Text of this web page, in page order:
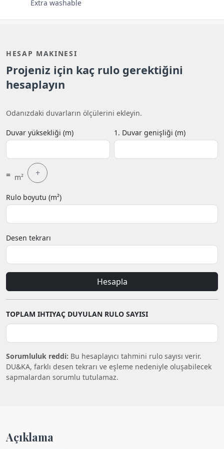
Extra washable
HESAP MAKINESI
Projeniz için kaç rulo gerektiğini
hesaplayın
Odanızdaki duvarların ölçülerini ekleyin.
Duvar yüksekliği (m) 1. Duvar genişliği (m)
= m² +
Rulo boyutu (m²)
Desen tekrarı
Hesapla
TOPLAM IHTIYAÇ DUYULAN RULO SAYISI
Sorumluluk reddi: Bu hesaplayıcı tahmini rulo sayısı verir.
DU&KA, farklı desen tekrarı ve eşleme nedeniyle oluşabilecek
sapmalardan sorumlu tutulamaz.
Açıklama